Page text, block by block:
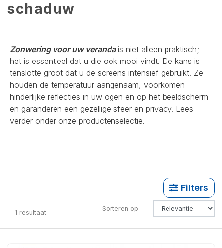
schaduw
Zonwering voor uw verandais niet alleen praktisch;
het is essentieel dat u die ook mooi vindt. De kans is
tenslotte groot dat u de screens intensief gebruikt. Ze
houden de temperatuur aangenaam, voorkomen
hinderlijke reflecties in uw ogen en op het beeldscherm
en garanderen een gezellige sfeer en privacy. Lees
verder onder onze productenselectie.
Filters
1 resultaat Sorteren op